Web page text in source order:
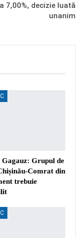
7,00%, decizie luată
unanim
Grupul de
Comrat din
trebuie